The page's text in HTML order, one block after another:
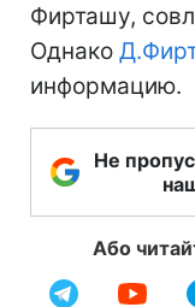
Фирташу,
Однако
информацию.
Не
Або